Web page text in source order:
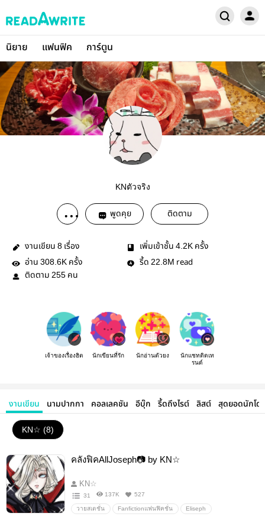
นิยาย แฟนฟิค การ์ตูน
KNตัวจริง
พูดคุย ติดตาม
งานเขียน 8 เรื่อง เพิ่มเข้าชั้น 4.2K ครั้ง
อ่าน 308.6K ครั้ง รี้ด 22.8M read
ติดตาม 255 คน
เจ้าของเรื่องฮิต นักเขียนที่รัก นักอ่านตัวยง
นักแชทติดเท
รนด์
งานเขียน นามปากกา คอลเลคชัน อีบุ๊ก รี้ดถึงไรต์ ลิสต์ สุดยอดนักโด
KN☆ (8)
คลังฟิคAllJoseph📷 by KN☆
KN☆
31 137K 527
วายสเตชั่น Fanfictionแฟนฟิคชั่น Eliseph